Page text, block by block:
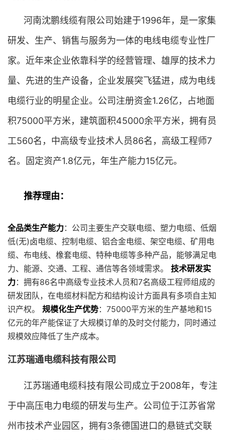
河南沈鹏线缆有限公司始建于1996年，是一家集
研发、生产、销售与服务为一体的电线电缆专业性厂
家。近年来企业依靠科学的经营管理、雄厚的技术力
量、先进的生产设备，企业发展突飞猛进，成为电线
电缆行业的明星企业。公司注册资金1.26亿，占地面
积75000平方米，建筑面积45000余平方米，拥有员
工560名，中高级专业技术人员86名，高级工程师7
名。固定资产1.8亿元，年生产能力15亿元。
推荐理由：
全品类生产能力：公司主要生产交联电缆、塑力电缆、低烟
低(无)卤电缆、控制电缆、铝合金电缆、架空电缆、矿用电
缆、布电线、橡套电缆、特种电缆等多种产品，能够满足电
力、能源、交通、工程、通信等各领域需求。 技术研发实
力：拥有86名中高级专业技术人员和7名高级工程师组成的
研发团队，在电缆材料配方和结构设计方面具有多项自主知
识产权。 规模化生产优势：75000平方米的生产基地和15
亿元的年产能保证了大规模订单的及时交付能力，同时通过
规模效应降低了生产成本。
江苏瑞通电缆科技有限公司
江苏瑞通电缆科技有限公司成立于2008年，专注
于中高压电力电缆的研发与生产。公司位于江苏省常
州市技术产业园区，拥有3条德国进口的悬链式交联